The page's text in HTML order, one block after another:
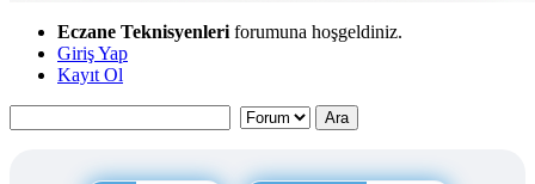
Eczane Teknisyenleri forumuna hoşgeldiniz.
Giriş Yap
Kayıt Ol